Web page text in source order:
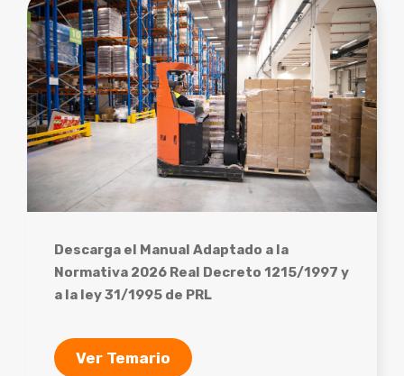
Descarga el Manual Adaptado a la
Normativa 2026 Real Decreto 1215/1997 y
a la ley 31/1995 de PRL
Ver Temario